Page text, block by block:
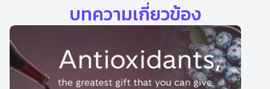
บทความเกี่ยวข้อง